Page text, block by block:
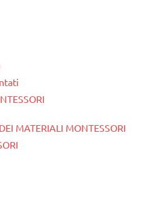
MATERIALI MONTESSORI